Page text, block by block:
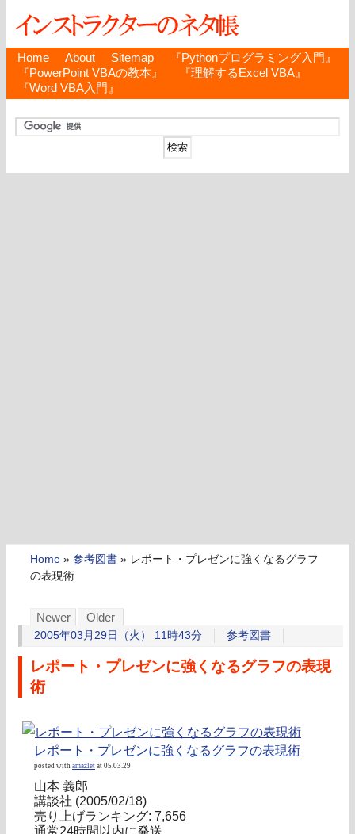
Home About Sitemap
『Pythonプログラミング入門』
『PowerPoint VBAの教本』
『理解するExcel VBA』
『Word VBA入門』
Home » 参考図書 » レポート・プレゼンに強くなるグラフ
の表現術
Newer Older
2005年03月29日（火） 11時43分 参考図書
レポート・プレゼンに強くなるグラフの表現
術
レポート・プレゼンに強くなるグラフの表現術
posted with amazlet at 05.03.29
山本 義郎
講談社 (2005/02/18)
売り上げランキング: 7,656